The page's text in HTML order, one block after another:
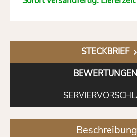
STECKBRIEF
BEWERTUNGEN
Beschreibung